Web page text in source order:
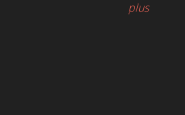
plus